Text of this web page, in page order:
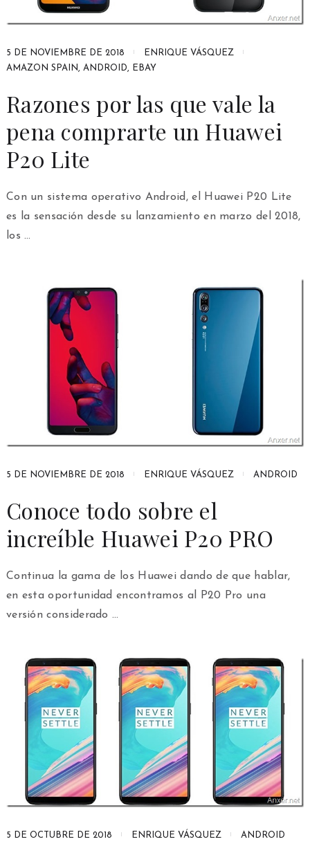
5 DE NOVIEMBRE DE 2018
ENRIQUE VÁSQUEZ
AMAZON SPAIN, ANDROID, EBAY
Razones por las que vale la
pena comprarte un Huawei
P20 Lite
Con un sistema operativo Android, el Huawei P20 Lite
es la sensación desde su lanzamiento en marzo del 2018,
los …
5 DE NOVIEMBRE DE 2018 ENRIQUE VÁSQUEZ ANDROID
Conoce todo sobre el
increíble Huawei P20 PRO
Continua la gama de los Huawei dando de que hablar,
en esta oportunidad encontramos al P20 Pro una
versión considerado …
5 DE OCTUBRE DE 2018 ENRIQUE VÁSQUEZ ANDROID